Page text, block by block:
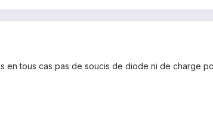
en tous cas pas de soucis de diode ni de charge